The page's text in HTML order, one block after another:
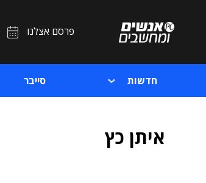
פרסם אצלנו
חדשות סייבר
איתן כץ